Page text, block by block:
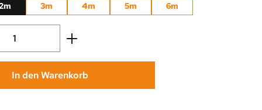
3m 4m 5m 6m
Gib den gewünschten Wert ein
In den Warenkorb